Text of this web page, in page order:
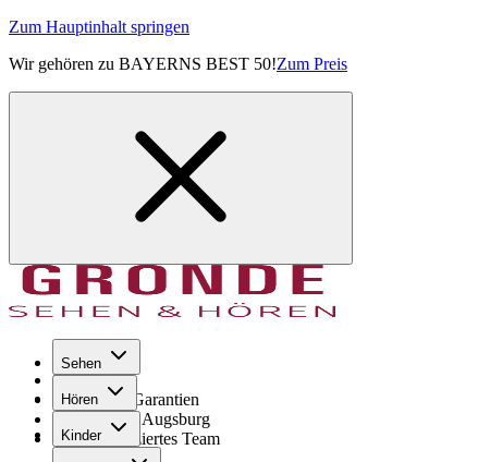
Zum Hauptinhalt springen
Wir gehören zu BAYERNS BEST 50!Zum Preis
Sehen
Hören
Kinder
Seit 1971
GRONDE Garantien
8× im Raum Augsburg
Hochqualifiziertes Team